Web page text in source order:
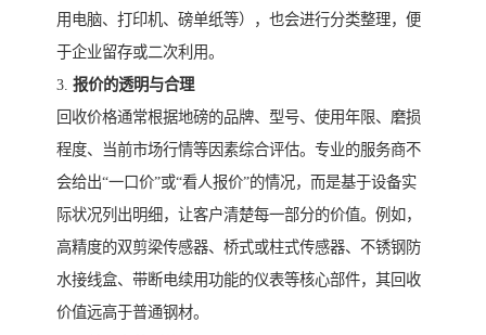
用电脑、打印机、磅单纸等），也会进行分类整理，便
于企业留存或二次利用。
3. 报价的透明与合理
回收价格通常根据地磅的品牌、型号、使用年限、磨损
程度、当前市场行情等因素综合评估。专业的服务商不
会给出“一口价”或“看人报价”的情况，而是基于设备实
际状况列出明细，让客户清楚每一部分的价值。例如，
高精度的双剪梁传感器、桥式或柱式传感器、不锈钢防
水接线盒、带断电续用功能的仪表等核心部件，其回收
价值远高于普通钢材。